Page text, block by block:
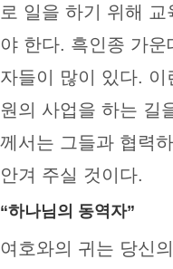
로 일을 하기 위해
야 한다. 흑인종 가
자들이 많이 있다.
원의 사업을 하는 길
께서는 그들과 협력
안겨 주실 것이다.
“하나님의 동역자”
여호와의 귀는 당신